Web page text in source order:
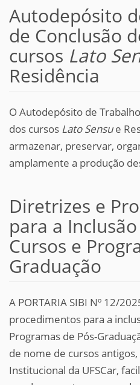
Autodepósito
de Conclusão
cursos Lato
Residência
O Autodepósito de
dos cursos Lato Sensue
armazenar, preservar,
amplamente a produção
Diretrizes e
para a
Cursos e
Graduação
A PORTARIA SIBI Nº 12/
procedimentos para a
Programas de Pós-
de nome de cursos
Institucional da UFSCar,